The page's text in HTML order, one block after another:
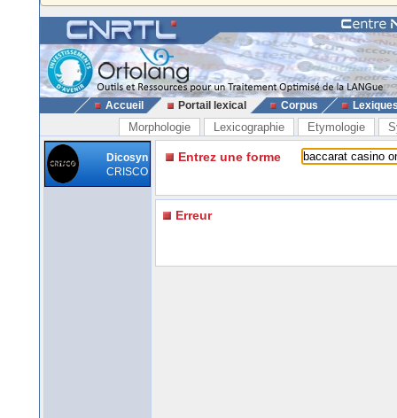
Accueil Portail lexical Corpus
Morphologie Lexicographie Etymologie
Dicosyn
CRISCO
Entrez une forme
Erreur